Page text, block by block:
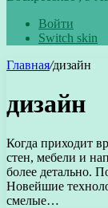
Войти
Switch skin
Главная/дизайн
дизайн
Когда приходит
стен, мебели и
более детально.
Новейшие
смелые…